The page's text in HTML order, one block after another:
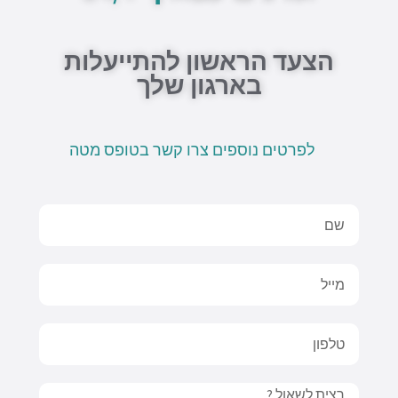
הצעד הראשון להתייעלות
בארגון שלך
לפרטים נוספים צרו קשר בטופס מטה
Message